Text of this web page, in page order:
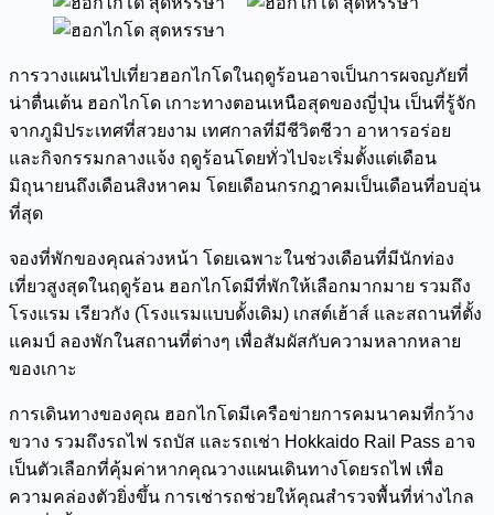
การวางแผนไปเที่ยวฮอกไกโดในฤดูร้อนอาจเป็นการผจญภัยที่
น่าตื่นเต้น ฮอกไกโด เกาะทางตอนเหนือสุดของญี่ปุ่น เป็นที่รู้จัก
จากภูมิประเทศที่สวยงาม เทศกาลที่มีชีวิตชีวา อาหารอร่อย
และกิจกรรมกลางแจ้ง ฤดูร้อนโดยทั่วไปจะเริ่มตั้งแต่เดือน
มิถุนายนถึงเดือนสิงหาคม โดยเดือนกรกฎาคมเป็นเดือนที่อบอุ่น
ที่สุด
จองที่พักของคุณล่วงหน้า โดยเฉพาะในช่วงเดือนที่มีนักท่อง
เที่ยวสูงสุดในฤดูร้อน ฮอกไกโดมีที่พักให้เลือกมากมาย รวมถึง
โรงแรม เรียวกัง (โรงแรมแบบดั้งเดิม) เกสต์เฮ้าส์ และสถานที่ตั้ง
แคมป์ ลองพักในสถานที่ต่างๆ เพื่อสัมผัสกับความหลากหลาย
ของเกาะ
การเดินทางของคุณ ฮอกไกโดมีเครือข่ายการคมนาคมที่กว้าง
ขวาง รวมถึงรถไฟ รถบัส และรถเช่า Hokkaido Rail Pass อาจ
เป็นตัวเลือกที่คุ้มค่าหากคุณวางแผนเดินทางโดยรถไฟ เพื่อ
ความคล่องตัวยิ่งขึ้น การเช่ารถช่วยให้คุณสำรวจพื้นที่ห่างไกล